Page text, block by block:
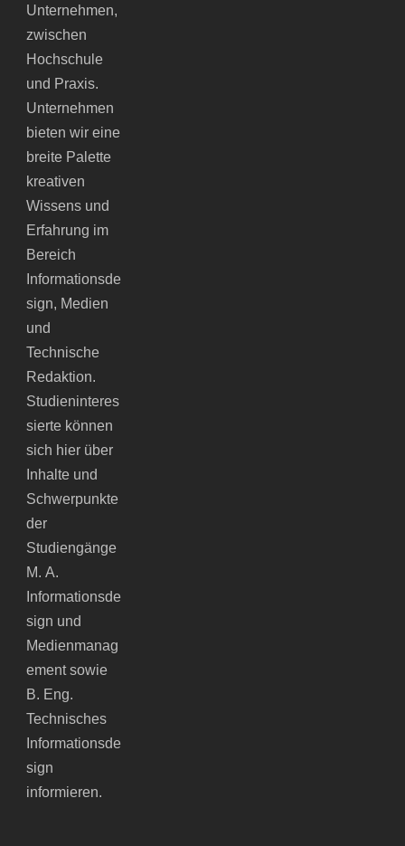
Unternehmen,
zwischen
Hochschule
und Praxis.
Unternehmen
bieten wir eine
breite Palette
kreativen
Wissens und
Erfahrung im
Bereich
Informationsde
sign, Medien
und
Technische
Redaktion.
Studieninteres
sierte können
sich hier über
Inhalte und
Schwerpunkte
der
Studiengänge
M. A.
Informationsde
sign und
Medienmanag
ement sowie
B. Eng.
Technisches
Informationsde
sign
informieren.